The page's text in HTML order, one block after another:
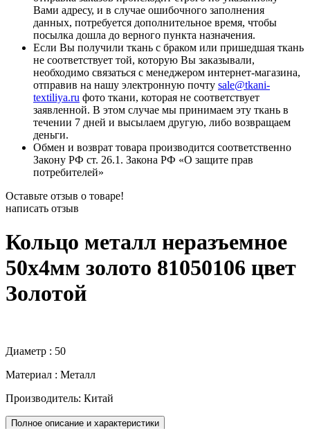
Вами адресу, и в случае ошибочного заполнения
данных, потребуется дополнительное время, чтобы
посылка дошла до верного пункта назначения.
Если Вы получили ткань с браком или пришедшая ткань
не соответствует той, которую Вы заказывали,
необходимо связаться с менеджером интернет-магазина,
отправив на нашу электронную почту sale@tkani-
textiliya.ru фото ткани, которая не соответствует
заявленной. В этом случае мы принимаем эту ткань в
течении 7 дней и высылаем другую, либо возвращаем
деньги.
Обмен и возврат товара производится соответственно
Закону РФ ст. 26.1. Закона РФ «О защите прав
потребителей»
Оставьте отзыв о товаре!
написать отзыв
Кольцо металл неразъемное
50х4мм золото 81050106 цвет
Золотой
Диаметр : 50
Материал : Металл
Производитель: Китай
Полное описание и характеристики